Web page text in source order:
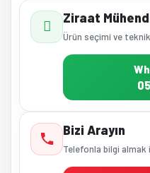
Ziraat
Ürün seçimi ve
Bizi Arayın
Telefonla bilgi almak